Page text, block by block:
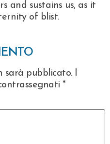
and sustains us, as it
of blist.
sarà pubblicato.
*